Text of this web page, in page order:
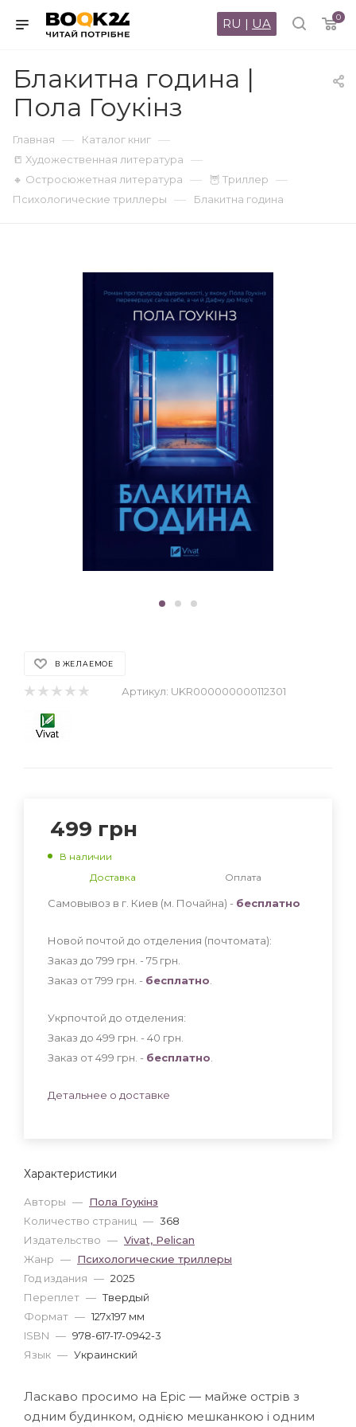
0
RU | UA
Блакитна година |
Пола Гоукінз
Главная — Каталог книг —
📒 Художественная литература —
🔸 Остросюжетная литература — 🦉 Триллер —
Психологические триллеры — Блакитна година
В ЖЕЛАЕМОЕ
Артикул: UKR000000000112301
Характеристики
Авторы — Пола Гоукінз
Количество страниц — 368
Издательство — Vivat, Pelican
Жанр — Психологические триллеры
Год издания — 2025
Переплет — Твердый
Формат — 127x197 мм
ISBN — 978-617-17-0942-3
Язык — Украинский
499 грн
В наличии
Доставка
Оплата
Самовывоз в г. Киев (м. Почайна) - бесплатно
Новой почтой до отделения (почтомата):
Заказ до 799 грн. - 75 грн
Заказ от 799 грн. - бесплатно
Укрпочтой до отделения:
Заказ до 499 грн. - 40 грн
Заказ от 499 грн. - бесплатно
Детальнее о доставке
Ласкаво просимо на Еріс — майже острів з
одним будинком, однією мешканкою і одним